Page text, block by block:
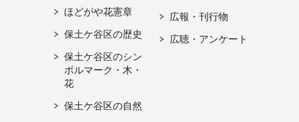
ほどがや花憲章
保土ケ谷区の歴史
保土ケ谷区のシン
ボルマーク・木・
花
保土ケ谷区の自然
広報・刊行物
広聴・アンケート